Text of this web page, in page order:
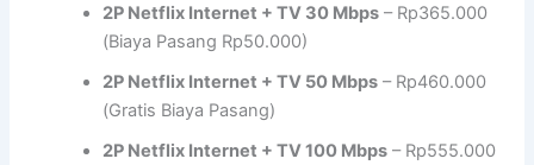
2P Netflix Internet + TV 30 Mbps – Rp365.000
(Biaya Pasang Rp50.000)
2P Netflix Internet + TV 50 Mbps – Rp460.000
(Gratis Biaya Pasang)
2P Netflix Internet + TV 100 Mbps – Rp555.000